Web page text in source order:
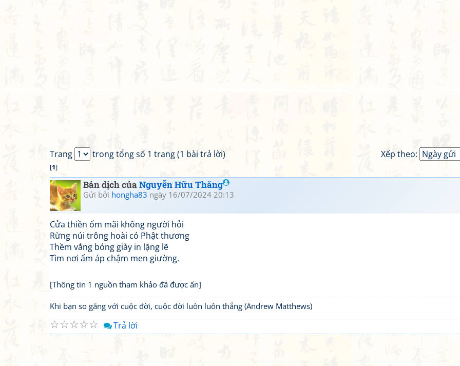
Xếp theo:
Trang trong tổng số 1 trang (1 bài trả lời)
[1]
Bản dịch củaNguyễn Hữu Thăng
Gửi bởi hongha83 ngày 16/07/2024 20:13
Cửa thiền ốm mãi không người hỏi
Rừng núi trông hoài có Phật thương
Thềm vắng bóng giày in lặng lẽ
Tìm nơi ấm áp chậm men giường.
[Thông tin 1 nguồn tham khảo đã được ẩn]
Khi bạn so găng với cuộc đời, cuộc đời luôn luôn thắng (Andrew Matthews)
☆
☆
☆
☆
☆ Trả lời